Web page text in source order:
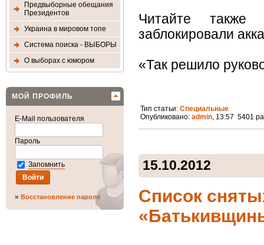
Предвыборные обещания
Президентов
Украина в мировом топе
Система поиска - ВЫБОРЫ
О выборах с юмором
МОЙ ПРОФИЛЬ
E-Mail пользователя
Пароль
Запомнить
» Восстановление пароля
Читайте также
заблокировали
«Так решило
Тип статьи: Специальные
Опубликовано: admin, 13:57 5401
15.10.2012
Список